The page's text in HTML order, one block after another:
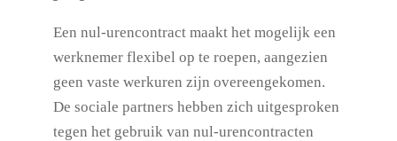
Een nul-urencontract maakt het mogelijk een
werknemer flexibel op te roepen, aangezien
geen vaste werkuren zijn overeengekomen.
De sociale partners hebben zich uitgesproken
tegen het gebruik van nul-urencontracten